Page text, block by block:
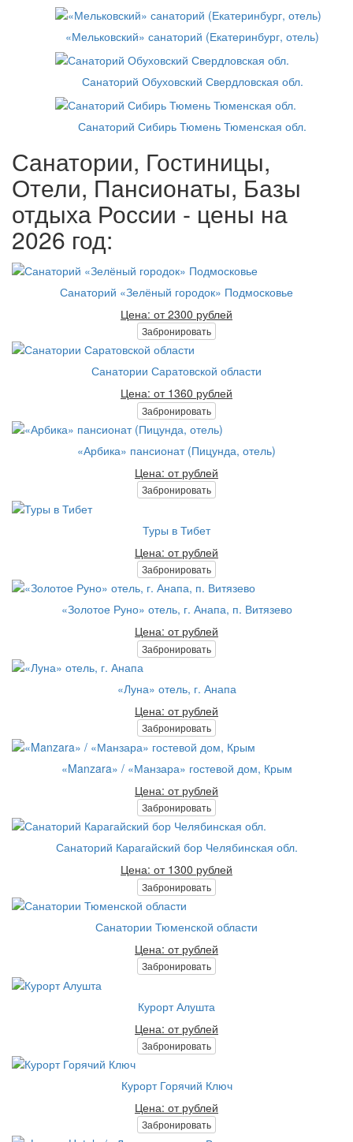
«Мельковский» санаторий (Екатеринбург, отель)
Санаторий Обуховский Свердловская обл.
Санаторий Сибирь Тюмень Тюменская обл.
Санатории, Гостиницы,
Отели, Пансионаты, Базы
отдыха России - цены на
2026 год:
Санаторий «Зелёный городок» Подмосковье
Цена: от 2300 рублей
Забронировать
Санатории Саратовской области
Цена: от 1360 рублей
Забронировать
«Арбика» пансионат (Пицунда, отель)
Цена: от рублей
Забронировать
Туры в Тибет
Цена: от рублей
Забронировать
«Золотое Руно» отель, г. Анапа, п. Витязево
Цена: от рублей
Забронировать
«Луна» отель, г. Анапа
Цена: от рублей
Забронировать
«Manzara» / «Манзара» гостевой дом, Крым
Цена: от рублей
Забронировать
Санаторий Карагайский бор Челябинская обл.
Цена: от 1300 рублей
Забронировать
Санатории Тюменской области
Цена: от рублей
Забронировать
Курорт Алушта
Цена: от рублей
Забронировать
Курорт Горячий Ключ
Цена: от рублей
Забронировать